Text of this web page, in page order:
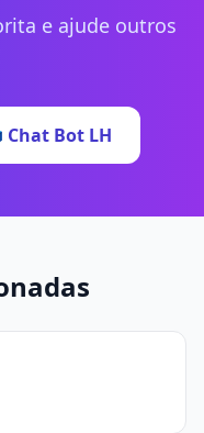
e ajude outros
Bot LH